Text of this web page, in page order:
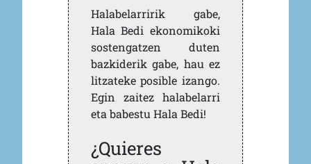
Halabelarririk gabe,
Hala Bedi ekonomikoki
sostengatzen duten
bazkiderik gabe, hau ez
litzateke posible izango.
Egin zaitez halabelarri
eta babestu Hala Bedi!
¿Quieres